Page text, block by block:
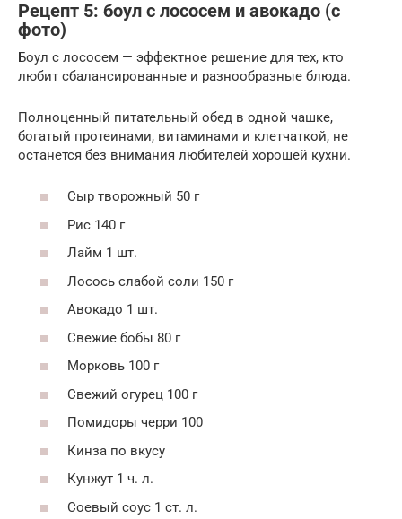
Рецепт 5: боул с лососем и авокадо (с
фото)
Боул с лососем — эффектное решение для тех, кто
любит сбалансированные и разнообразные блюда.
Полноценный питательный обед в одной чашке,
богатый протеинами, витаминами и клетчаткой, не
останется без внимания любителей хорошей кухни.
Сыр творожный 50 г
Рис 140 г
Лайм 1 шт.
Лосось слабой соли 150 г
Авокадо 1 шт.
Свежие бобы 80 г
Морковь 100 г
Свежий огурец 100 г
Помидоры черри 100
Кинза по вкусу
Кунжут 1 ч. л.
Соевый соус 1 ст. л.